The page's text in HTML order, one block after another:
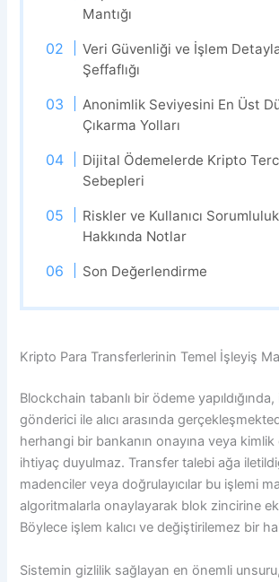
Mantığı
Veri Güvenliği ve İşlem
Şeffaflığı
Anonimlik Seviyesini En Üst
Çıkarma Yolları
Dijital Ödemelerde Kripto
Sebepleri
Riskler ve Kullanıcı
Hakkında Notlar
Son Değerlendirme
Kripto Para Transferlerinin Temel İşleyiş
Blockchain tabanlı bir ödeme
gönderici ile alıcı arasında
herhangi bir bankanın onayına veya kimlik
ihtiyaç duyulmaz. Transfer talebi ağa
madenciler veya doğrulayıcılar bu işlemi
algoritmalarla onaylayarak blok zincirine
Böylece işlem kalıcı ve değiştirilemez bir
Sistemin gizlilik sağlayan en önemli